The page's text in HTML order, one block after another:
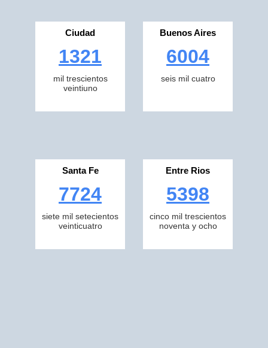
Ciudad
1321
mil trescientos
veintiuno
Buenos Aires
6004
seis mil cuatro
Santa Fe
7724
siete mil setecientos
veinticuatro
Entre Rios
5398
cinco mil trescientos
noventa y ocho